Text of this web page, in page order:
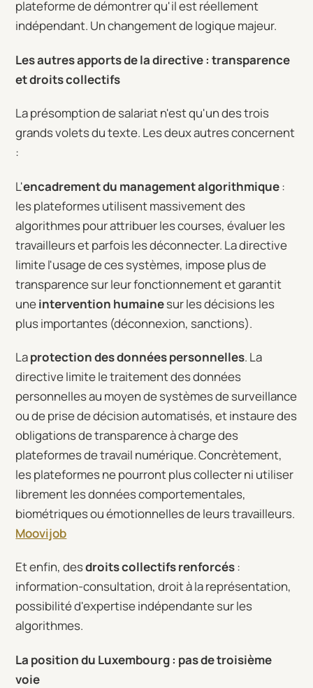
plateforme de démontrer qu'il est réellement
indépendant. Un changement de logique majeur.
Les autres apports de la directive : transparence
et droits collectifs
La présomption de salariat n'est qu'un des trois
grands volets du texte. Les deux autres concernent
:
L'encadrement du management algorithmique:
les plateformes utilisent massivement des
algorithmes pour attribuer les courses, évaluer les
travailleurs et parfois les déconnecter. La directive
limite l'usage de ces systèmes, impose plus de
transparence sur leur fonctionnement et garantit
uneintervention humainesur les décisions les
plus importantes (déconnexion, sanctions).
Laprotection des données personnelles. La
directive limite le traitement des données
personnelles au moyen de systèmes de surveillance
ou de prise de décision automatisés, et instaure des
obligations de transparence à charge des
plateformes de travail numérique. Concrètement,
les plateformes ne pourront plus collecter ni utiliser
librement les données comportementales,
biométriques ou émotionnelles de leurs travailleurs.
Moovijob
Et enfin, desdroits collectifs renforcés:
information-consultation, droit à la représentation,
possibilité d'expertise indépendante sur les
algorithmes.
La position du Luxembourg : pas de troisième
voie